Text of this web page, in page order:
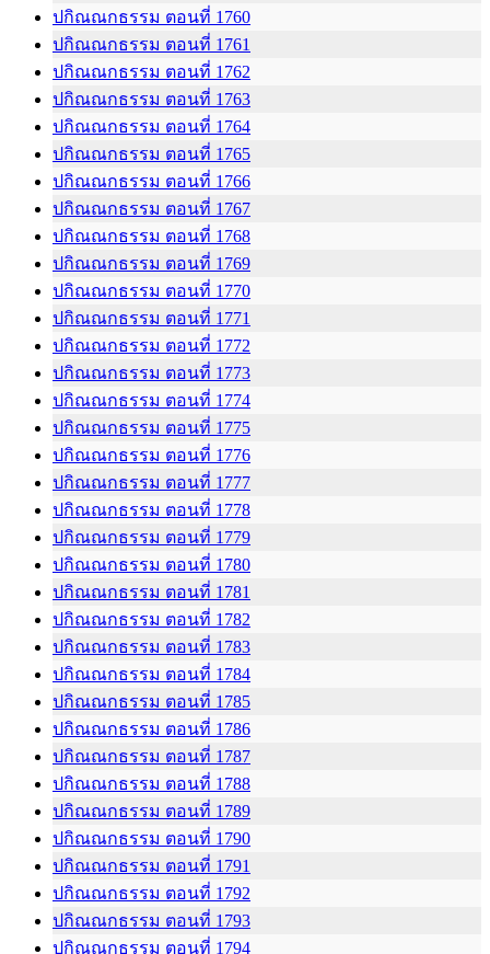
ปกิณณกธรรม ตอนที่ 1760
ปกิณณกธรรม ตอนที่ 1761
ปกิณณกธรรม ตอนที่ 1762
ปกิณณกธรรม ตอนที่ 1763
ปกิณณกธรรม ตอนที่ 1764
ปกิณณกธรรม ตอนที่ 1765
ปกิณณกธรรม ตอนที่ 1766
ปกิณณกธรรม ตอนที่ 1767
ปกิณณกธรรม ตอนที่ 1768
ปกิณณกธรรม ตอนที่ 1769
ปกิณณกธรรม ตอนที่ 1770
ปกิณณกธรรม ตอนที่ 1771
ปกิณณกธรรม ตอนที่ 1772
ปกิณณกธรรม ตอนที่ 1773
ปกิณณกธรรม ตอนที่ 1774
ปกิณณกธรรม ตอนที่ 1775
ปกิณณกธรรม ตอนที่ 1776
ปกิณณกธรรม ตอนที่ 1777
ปกิณณกธรรม ตอนที่ 1778
ปกิณณกธรรม ตอนที่ 1779
ปกิณณกธรรม ตอนที่ 1780
ปกิณณกธรรม ตอนที่ 1781
ปกิณณกธรรม ตอนที่ 1782
ปกิณณกธรรม ตอนที่ 1783
ปกิณณกธรรม ตอนที่ 1784
ปกิณณกธรรม ตอนที่ 1785
ปกิณณกธรรม ตอนที่ 1786
ปกิณณกธรรม ตอนที่ 1787
ปกิณณกธรรม ตอนที่ 1788
ปกิณณกธรรม ตอนที่ 1789
ปกิณณกธรรม ตอนที่ 1790
ปกิณณกธรรม ตอนที่ 1791
ปกิณณกธรรม ตอนที่ 1792
ปกิณณกธรรม ตอนที่ 1793
ปกิณณกธรรม ตอนที่ 1794